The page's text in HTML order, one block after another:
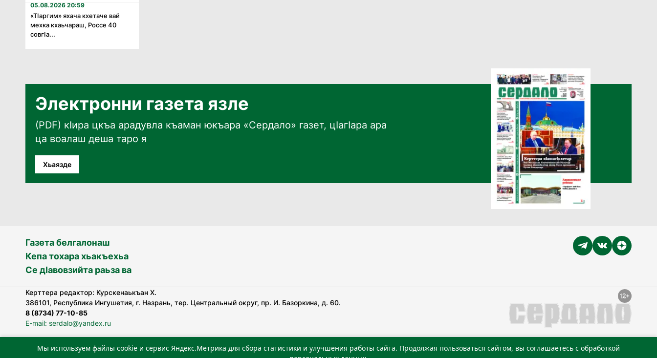
05.08.2026 20:59
«Тӏаргим» яхача кхетаче вай
мехка кхаьчараш, Россе 40
совгӏа...
Электронни газета язле
(PDF) кӀира цкъа арадувла къаман юкъара «Сердало» газет, цӀагӀара ара
ца воалаш деша таро я
Хьаязде
Газета белгалонаш
Кепа тохара хьакъехьа
Се дӀавовзийта раьза ва
Керттера редактор: Курскенаькъан Х.
386101, Республика Ингушетия, г. Назрань, тер. Центральный округ, пр. И. Базоркина, д. 60.
8 (8734) 77-10-85
E-mail: serdalo@yandex.ru
«Сердало» газета арадувлар чIоагIдаьд бувзамеи, хоам беча гIирсаштеи, цар дуккхача тайпаштеи тIахьожам
Мы используем файлы cookie и сервис Яндекс.Метрика для сбора статистики и улучшения работы сайта. Продолжая пользоваться сайтом, вы соглашаетесь с обработкой